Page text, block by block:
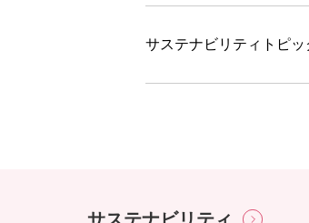
サステナビリティトピ